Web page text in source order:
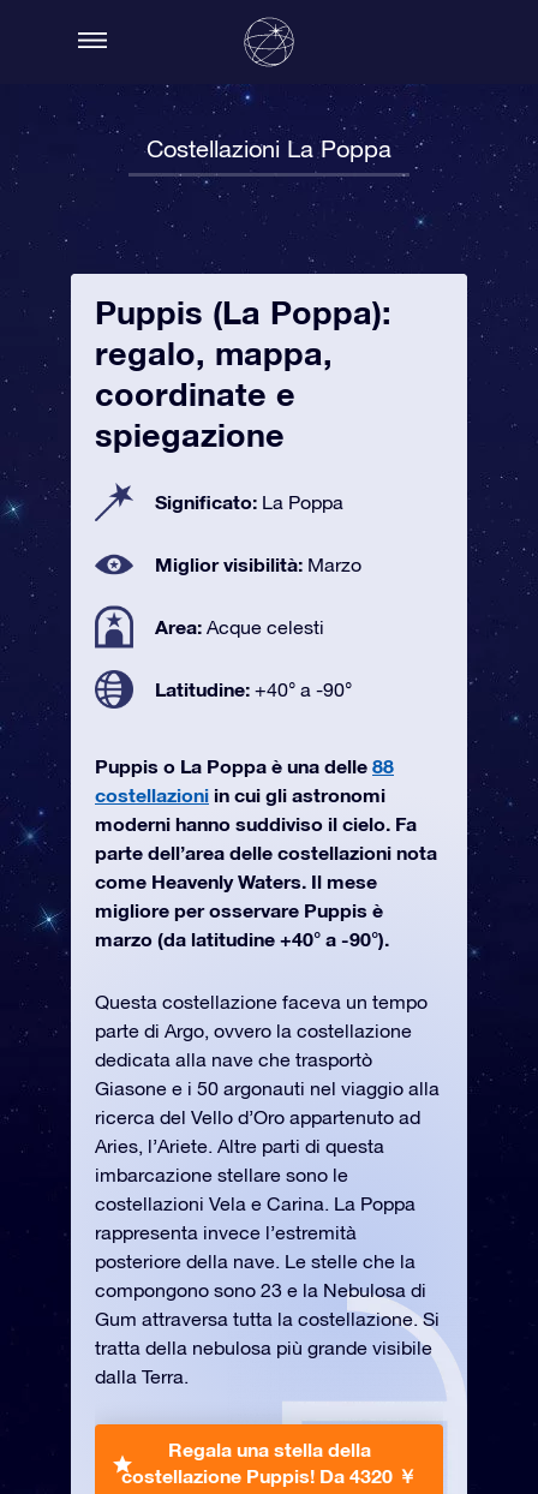
Costellazioni La Poppa
Puppis (La Poppa):
regalo, mappa,
coordinate e
spiegazione
Significato: La Poppa
Miglior visibilità: Marzo
Area: Acque celesti
Latitudine: +40° a -90°
Puppis o La Poppa è una delle 88
costellazioni in cui gli astronomi
moderni hanno suddiviso il cielo. Fa
parte dell’area delle costellazioni nota
come Heavenly Waters. Il mese
migliore per osservare Puppis è
marzo (da latitudine +40° a -90°).
Questa costellazione faceva un tempo
parte di Argo, ovvero la costellazione
dedicata alla nave che trasportò
Giasone e i 50 argonauti nel viaggio alla
ricerca del Vello d’Oro appartenuto ad
Aries, l’Ariete. Altre parti di questa
imbarcazione stellare sono le
costellazioni Vela e Carina. La Poppa
rappresenta invece l’estremità
posteriore della nave. Le stelle che la
compongono sono 23 e la Nebulosa di
Gum attraversa tutta la costellazione. Si
tratta della nebulosa più grande visibile
dalla Terra.
Regala una stella della
costellazione Puppis! Da 4320 ￥